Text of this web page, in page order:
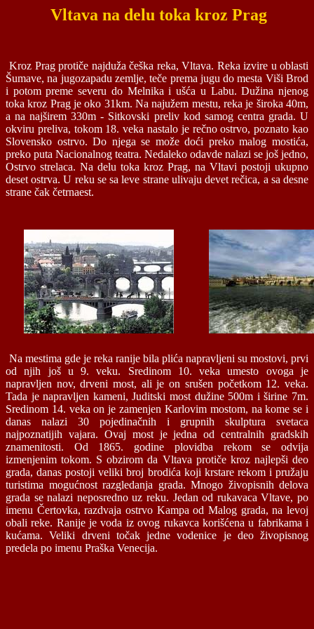
Vltava na delu toka kroz Prag
Kroz Prag protiče najduža češka reka, Vltava. Reka izvire u oblasti
Šumave, na jugozapadu zemlje, teče prema jugu do mesta Viši Brod
i potom preme severu do Melnika i ušća u Labu. Dužina njenog
toka kroz Prag je oko 31km. Na najužem mestu, reka je široka 40m,
a na najširem 330m - Sitkovski preliv kod samog centra grada. U
okviru preliva, tokom 18. veka nastalo je rečno ostrvo, poznato kao
Slovensko ostrvo. Do njega se može doći preko malog mostića,
preko puta Nacionalnog teatra. Nedaleko odavde nalazi se još jedno,
Ostrvo strelaca. Na delu toka kroz Prag, na Vltavi postoji ukupno
deset ostrva. U reku se sa leve strane ulivaju devet rečica, a sa desne
strane čak četrnaest.
Na mestima gde je reka ranije bila plića napravljeni su mostovi, prvi
od njih još u 9. veku. Sredinom 10. veka umesto ovoga je
napravljen nov, drveni most, ali je on srušen početkom 12. veka.
Tada je napravljen kameni, Juditski most dužine 500m i širine 7m.
Sredinom 14. veka on je zamenjen Karlovim mostom, na kome se i
danas nalazi 30 pojedinačnih i grupnih skulptura svetaca
najpoznatijih vajara. Ovaj most je jedna od centralnih gradskih
znamenitosti. Od 1865. godine plovidba rekom se odvija
izmenjenim tokom. S obzirom da Vltava protiče kroz najlepši deo
grada, danas postoji veliki broj brodića koji krstare rekom i pružaju
turistima mogućnost razgledanja grada. Mnogo živopisnih delova
grada se nalazi neposredno uz reku. Jedan od rukavaca Vltave, po
imenu Čertovka, razdvaja ostrvo Kampa od Malog grada, na levoj
obali reke. Ranije je voda iz ovog rukavca korišćena u fabrikama i
kućama. Veliki drveni točak jedne vodenice je deo živopisnog
predela po imenu Praška Venecija.